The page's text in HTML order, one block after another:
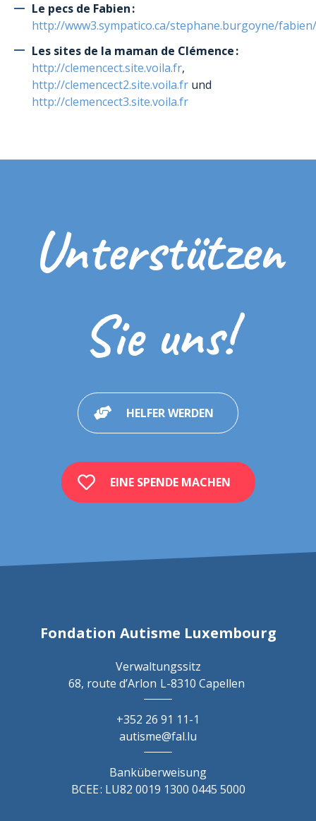
Le pecs de Fabien :
http://www3.sympatico.ca/stephane.burgoyne/
Les sites de la maman de Clémence :
http://clemencect.site.voila.fr,
http://clemencect2.site.voila.fr und
http://clemencect3.site.voila.fr
Unterstützen
Sie uns!
HELFER WERDEN
EINE SPENDE MACHEN
Fondation Autisme Luxembourg
Verwaltungssitz
68, route d’Arlon L-8310 Capellen
+352 26 91 11-1
autisme@fal.lu
Banküberweisung
BCEE : LU82 0019 1300 0445 5000